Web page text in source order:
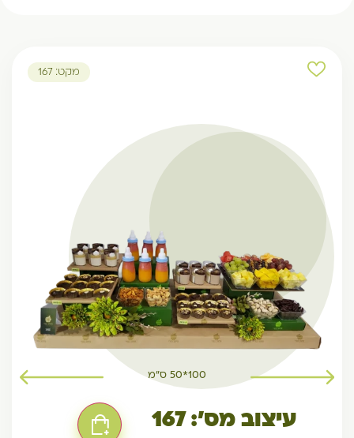
מקט: 167
100*50 ס"מ
עיצוב מס': 167